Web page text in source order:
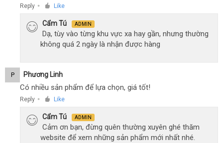
Reply ● Like
Cẩm Tú ADMIN
Dạ, tùy vào từng khu vực xa hay gần, nhưng thường
không quá 2 ngày là nhận được hàng
P Phương Linh
Có nhiều sản phẩm để lựa chọn, giá tốt!
Reply ● Like
Cẩm Tú ADMIN
Cảm ơn bạn, đừng quên thường xuyên ghé thăm
website để xem những sản phẩm mới nhất nhé.